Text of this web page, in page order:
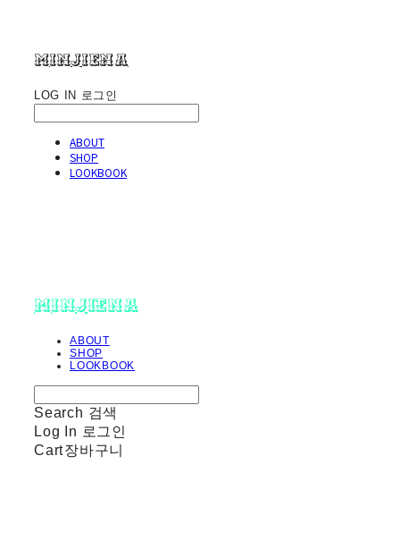
minjiena
LOG IN 로그인
ABOUT
SHOP
LOOKBOOK
minjiena
ABOUT
SHOP
LOOKBOOK
Search 검색
Log In 로그인
Cart장바구니